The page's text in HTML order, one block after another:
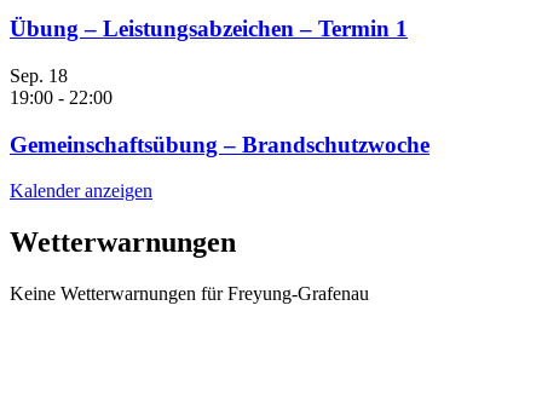
Übung – Leistungsabzeichen – Termin 1
Sep. 18
19:00 - 22:00
Gemeinschaftsübung – Brandschutzwoche
Kalender anzeigen
Wetterwarnungen
Keine Wetterwarnungen für Freyung-Grafenau